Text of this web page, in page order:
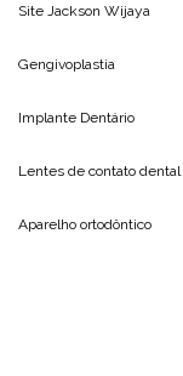
Site Jackson Wijaya
Gengivoplastia
Implante Dentário
Lentes de contato dental
Aparelho ortodôntico